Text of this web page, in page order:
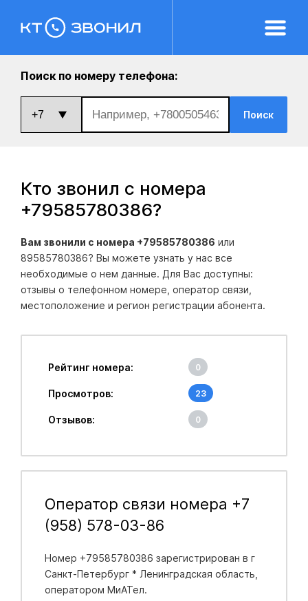
Поиск по номеру телефона:
Поиск
Кто звонил с номера
+79585780386?
Вам звонили с номера +79585780386 или
89585780386? Вы можете узнать у нас все
необходимые о нем данные. Для Вас доступны:
отзывы о телефонном номере, оператор связи,
местоположение и регион регистрации абонента.
Рейтинг номера: 0
Просмотров: 23
Отзывов: 0
Оператор связи номера +7
(958) 578-03-86
Номер +79585780386 зарегистрирован в г
Санкт-Петербург * Ленинградская область
оператором МиАТел.